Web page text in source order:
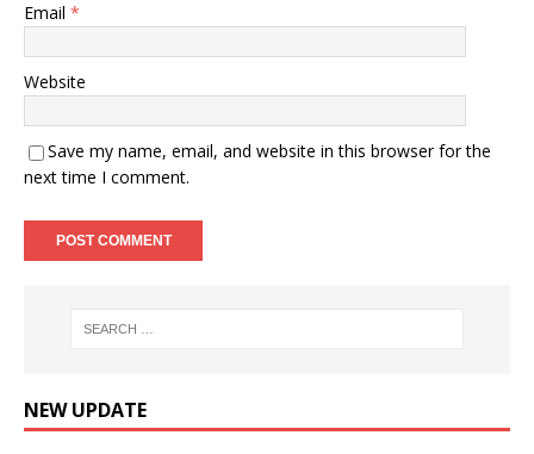
Email *
Website
Save my name, email, and website in this browser for the
next time I comment.
NEW UPDATE